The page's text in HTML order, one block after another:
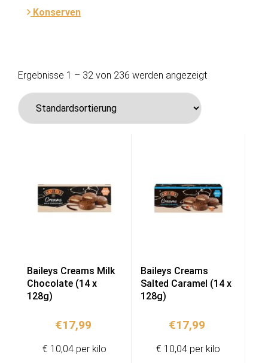
Konserven
Ergebnisse 1 – 32 von 236 werden angezeigt
Baileys Creams Milk
Chocolate (14 x
128g)
€17,99
€ 10,04 per kilo
Baileys Creams
Salted Caramel (14 x
128g)
€17,99
€ 10,04 per kilo